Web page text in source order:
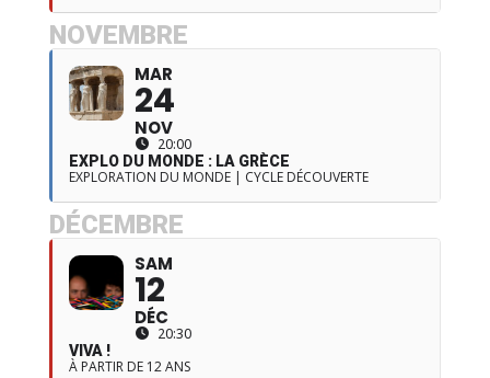
NOVEMBRE
MAR
24
NOV
20:00
EXPLO DU MONDE : LA GRÈCE
EXPLORATION DU MONDE | CYCLE DÉCOUVERTE
DÉCEMBRE
SAM
12
DÉC
20:30
VIVA !
À PARTIR DE 12 ANS